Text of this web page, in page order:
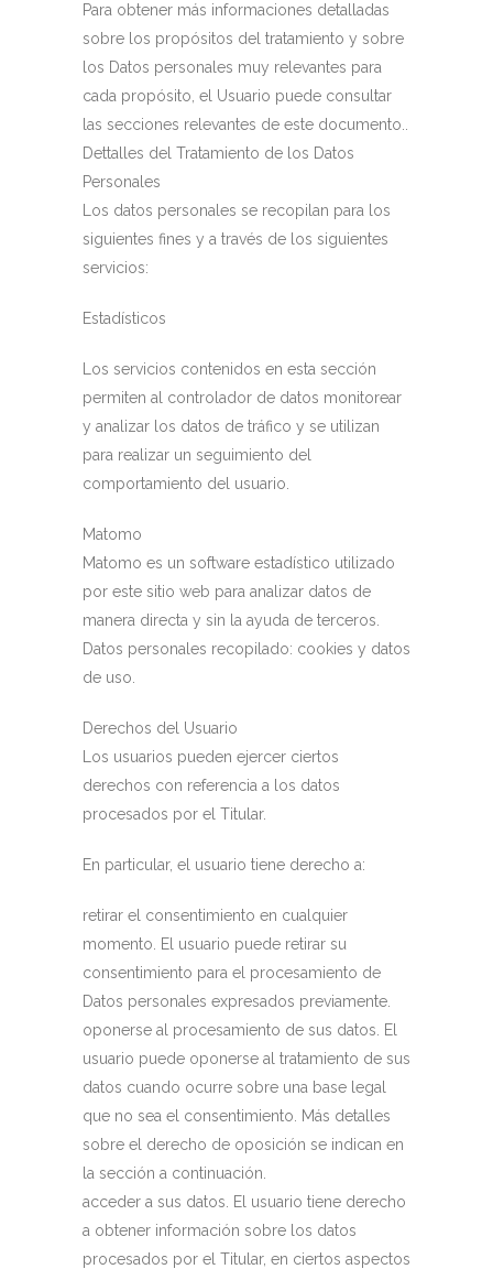
Para obtener más informaciones detalladas
sobre los propósitos del tratamiento y sobre
los Datos personales muy relevantes para
cada propósito, el Usuario puede consultar
las secciones relevantes de este documento..
Dettalles del Tratamiento de los Datos
Personales
Los datos personales se recopilan para los
siguientes fines y a través de los siguientes
servicios:
Estadísticos
Los servicios contenidos en esta sección
permiten al controlador de datos monitorear
y analizar los datos de tráfico y se utilizan
para realizar un seguimiento del
comportamiento del usuario.
Matomo
Matomo es un software estadístico utilizado
por este sitio web para analizar datos de
manera directa y sin la ayuda de terceros.
Datos personales recopilado: cookies y datos
de uso.
Derechos del Usuario
Los usuarios pueden ejercer ciertos
derechos con referencia a los datos
procesados ​​por el Titular.
En particular, el usuario tiene derecho a:
retirar el consentimiento en cualquier
momento. El usuario puede retirar su
consentimiento para el procesamiento de
Datos personales expresados ​​previamente.
oponerse al procesamiento de sus datos. El
usuario puede oponerse al tratamiento de sus
datos cuando ocurre sobre una base legal
que no sea el consentimiento. Más detalles
sobre el derecho de oposición se indican en
la sección a continuación.
acceder a sus datos. El usuario tiene derecho
a obtener información sobre los datos
procesados ​​por el Titular, en ciertos aspectos